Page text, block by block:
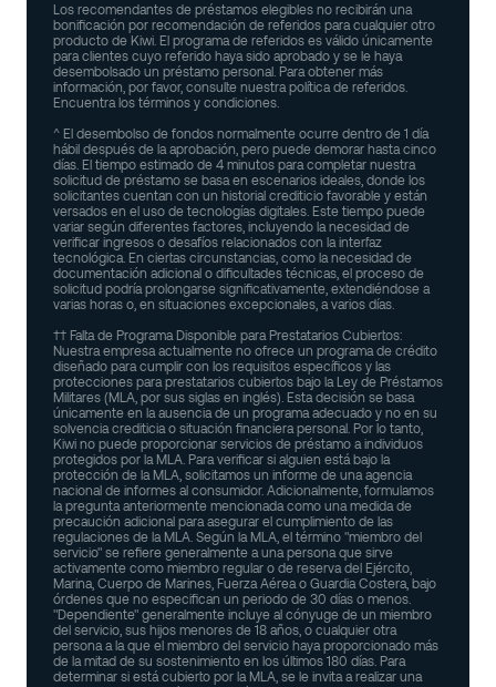
Los recomendantes de préstamos elegibles no recibirán una
bonificación por recomendación de referidos para cualquier otro
producto de Kiwi. El programa de referidos es válido únicamente
para clientes cuyo referido haya sido aprobado y se le haya
desembolsado un préstamo personal. Para obtener más
información, por favor, consulte nuestra política de referidos.
Encuentra los términos y condiciones.
^ El desembolso de fondos normalmente ocurre dentro de 1 día
hábil después de la aprobación, pero puede demorar hasta cinco
días. El tiempo estimado de 4 minutos para completar nuestra
solicitud de préstamo se basa en escenarios ideales, donde los
solicitantes cuentan con un historial crediticio favorable y están
versados en el uso de tecnologías digitales. Este tiempo puede
variar según diferentes factores, incluyendo la necesidad de
verificar ingresos o desafíos relacionados con la interfaz
tecnológica. En ciertas circunstancias, como la necesidad de
documentación adicional o dificultades técnicas, el proceso de
solicitud podría prolongarse significativamente, extendiéndose a
varias horas o, en situaciones excepcionales, a varios días.
†† Falta de Programa Disponible para Prestatarios Cubiertos:
Nuestra empresa actualmente no ofrece un programa de crédito
diseñado para cumplir con los requisitos específicos y las
protecciones para prestatarios cubiertos bajo la Ley de Préstamos
Militares (MLA, por sus siglas en inglés). Esta decisión se basa
únicamente en la ausencia de un programa adecuado y no en su
solvencia crediticia o situación financiera personal. Por lo tanto,
Kiwi no puede proporcionar servicios de préstamo a individuos
protegidos por la MLA. Para verificar si alguien está bajo la
protección de la MLA, solicitamos un informe de una agencia
nacional de informes al consumidor. Adicionalmente, formulamos
la pregunta anteriormente mencionada como una medida de
precaución adicional para asegurar el cumplimiento de las
regulaciones de la MLA. Según la MLA, el término "miembro del
servicio" se refiere generalmente a una persona que sirve
activamente como miembro regular o de reserva del Ejército,
Marina, Cuerpo de Marines, Fuerza Aérea o Guardia Costera, bajo
órdenes que no especifican un periodo de 30 días o menos.
"Dependiente" generalmente incluye al cónyuge de un miembro
del servicio, sus hijos menores de 18 años, o cualquier otra
persona a la que el miembro del servicio haya proporcionado más
de la mitad de su sostenimiento en los últimos 180 días. Para
determinar si está cubierto por la MLA, se le invita a realizar una